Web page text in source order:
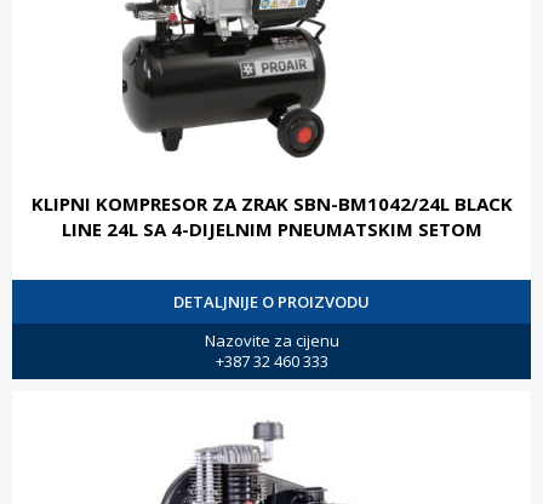
KLIPNI KOMPRESOR ZA ZRAK SBN-BM1042/24L BLACK
LINE 24L SA 4-DIJELNIM PNEUMATSKIM SETOM
DETALJNIJE O PROIZVODU
Nazovite za cijenu
+387 32 460 333